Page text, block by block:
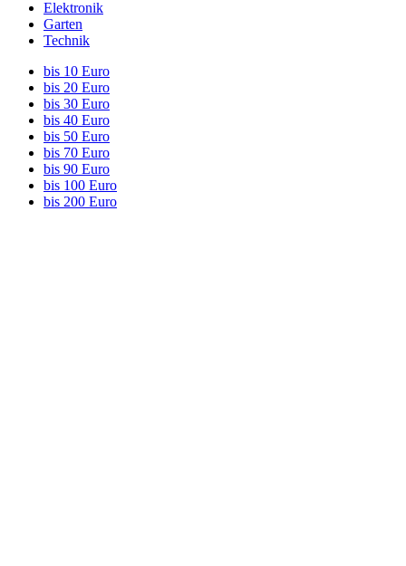
Elektronik
Garten
Technik
bis 10 Euro
bis 20 Euro
bis 30 Euro
bis 40 Euro
bis 50 Euro
bis 70 Euro
bis 90 Euro
bis 100 Euro
bis 200 Euro